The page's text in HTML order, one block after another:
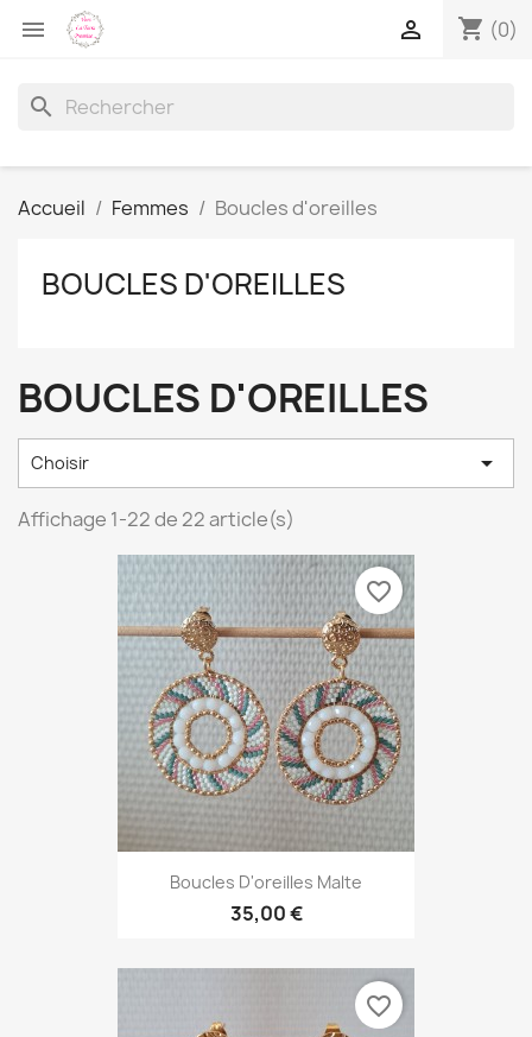
 shopping_cart (0)

search
Accueil Femmes Boucles d'oreilles
BOUCLES D'OREILLES
BOUCLES D'OREILLES
Choisir 
Affichage 1-22 de 22 article(s)
Boucles D'oreilles Malte
35,00 €
favorite_border
favorite_border